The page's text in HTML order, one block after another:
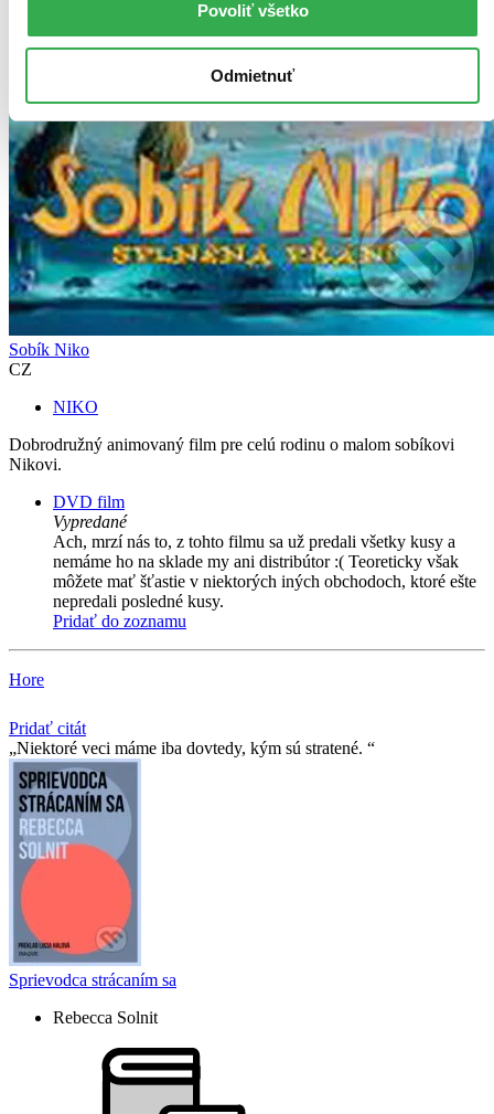
Povoliť všetko
Odmietnuť
Sobík Niko
CZ
NIKO
Dobrodružný animovaný film pre celú rodinu o malom sobíkovi
Nikovi.
DVD film
Vypredané
Ach, mrzí nás to, z tohto filmu sa už predali všetky kusy a
nemáme ho na sklade my ani distribútor :( Teoreticky však
môžete mať šťastie v niektorých iných obchodoch, ktoré ešte
nepredali posledné kusy.
Pridať do zoznamu
Hore
Pridať citát
Niektoré veci máme iba dovtedy, kým sú stratené.
Sprievodca strácaním sa
Rebecca Solnit